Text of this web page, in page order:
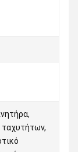
ταχυτήτων,